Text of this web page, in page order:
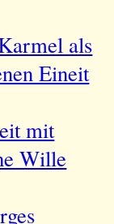
als
Eineit
mit
Wille